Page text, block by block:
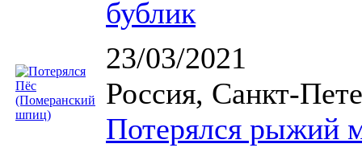
бублик
23/03/2021
Россия, Санкт-
Потерялся рыжий